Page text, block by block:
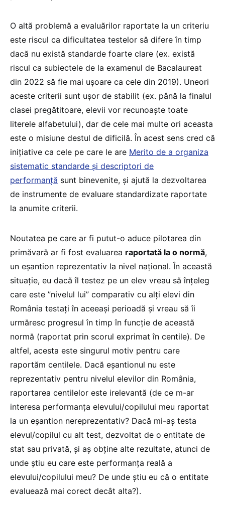
O altă problemă a evaluărilor raportate la un criteriu
este riscul ca dificultatea testelor să difere în timp
dacă nu există standarde foarte clare (ex. există
riscul ca subiectele de la examenul de Bacalaureat
din 2022 să fie mai ușoare ca cele din 2019). Uneori
aceste criterii sunt ușor de stabilit (ex. până la finalul
clasei pregătitoare, elevii vor recunoaște toate
literele alfabetului), dar de cele mai multe ori aceasta
este o misiune destul de dificilă. În acest sens cred că
inițiative ca cele pe care le are Merito de a organiza
sistematic standarde și descriptori de
performanță sunt binevenite, și ajută la dezvoltarea
de instrumente de evaluare standardizate raportate
la anumite criterii.
Noutatea pe care ar fi putut-o aduce pilotarea din
primăvară ar fi fost evaluarea raportată la o normă,
un eșantion reprezentativ la nivel național. În această
situație, eu dacă îl testez pe un elev vreau să înțeleg
care este ”nivelul lui” comparativ cu alți elevi din
România testați în aceeași perioadă și vreau să îi
urmăresc progresul în timp în funcție de această
normă (raportat prin scorul exprimat în centile). De
altfel, acesta este singurul motiv pentru care
raportăm centilele. Dacă eșantionul nu este
reprezentativ pentru nivelul elevilor din România,
raportarea centilelor este irelevantă (de ce m-ar
interesa performanța elevului/copilului meu raportat
la un eșantion nereprezentativ? Dacă mi-aș testa
elevul/copilul cu alt test, dezvoltat de o entitate de
stat sau privată, și aș obține alte rezultate, atunci de
unde știu eu care este performanța reală a
elevului/copilului meu? De unde știu eu că o entitate
evaluează mai corect decât alta?).